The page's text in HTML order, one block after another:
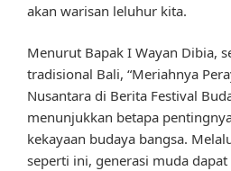
akan warisan leluhur kita.
Menurut Bapak I Wayan Dibia,
tradisional Bali, “Meriahnya
Nusantara di Berita Festival
menunjukkan betapa
kekayaan budaya bangsa.
seperti ini, generasi muda dapat